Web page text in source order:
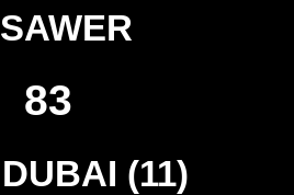
83
(11)